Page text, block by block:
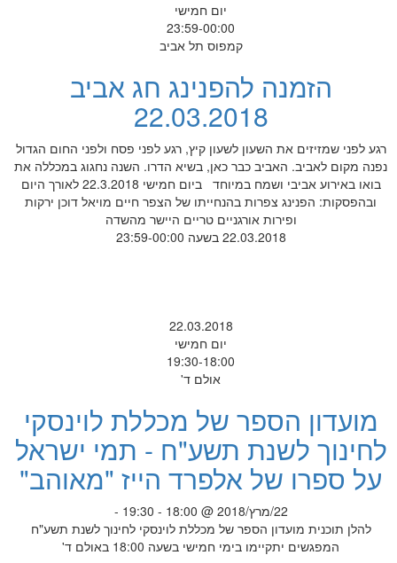
יום חמישי
23:59-00:00
קמפוס תל אביב
הזמנה להפנינג חג אביב
22.03.2018
רגע לפני שמזיזים את השעון לשעון קיץ, רגע לפני פסח ולפני החום הגדול
נפנה מקום לאביב. האביב כבר כאן, בשיא הדרו. השנה נחגוג במכללה את
בואו באירוע אביבי ושמח במיוחד ביום חמישי 22.3.2018 לאורך היום
ובהפסקות: הפנינג צפרות בהנחייתו של הצפר חיים מויאל דוכן ירקות
ופירות אורגניים טריים היישר מהשדה
22.03.2018 בשעה 23:59-00:00
22.03.2018
יום חמישי
19:30-18:00
אולם ד'
מועדון הספר של מכללת לוינסקי
לחינוך לשנת תשע"ח - תמי ישראל
על ספרו של אלפרד הייז "מאוהב"
22/מרץ/2018 @ 18:00 - 19:30 -
להלן תוכנית מועדון הספר של מכללת לוינסקי לחינוך לשנת תשע"ח
המפגשים יתקיימו בימי חמישי בשעה 18:00 באולם ד'